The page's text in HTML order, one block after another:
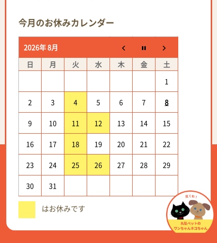
今月のお休みカレンダー
2026年 8月
日
月 火 水 木 金
土
1
2 3 4 5 6 7 8
9 10 11 12 13 14 15
16 17 18 19 20 21 22
23 24 25 26 27 28 29
30 31
はお休みです